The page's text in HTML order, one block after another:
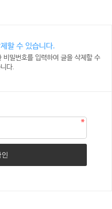
할 수 있습니다.
밀번호를 입력하여 글을 삭제할 수
다.